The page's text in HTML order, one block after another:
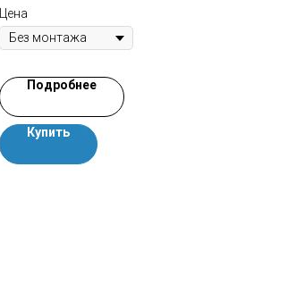
Цена
Подробнее
Купить